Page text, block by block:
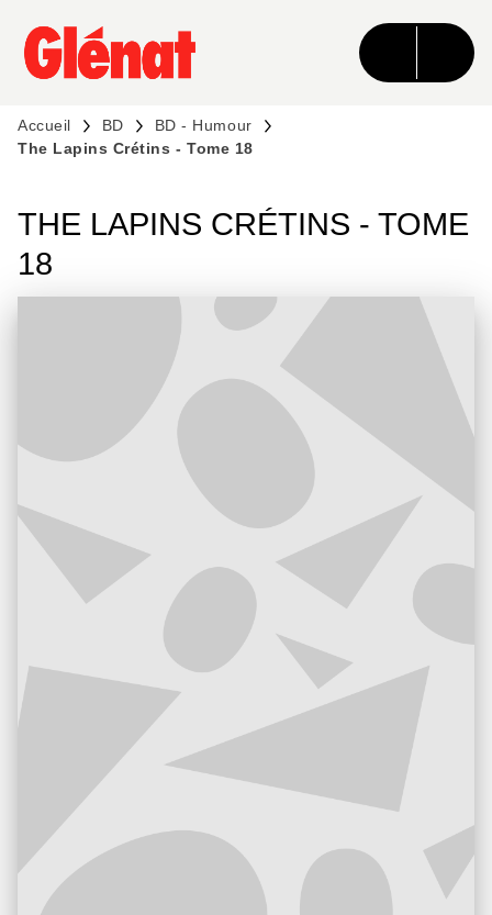
MENU RECHERCHE CONTENU
PIED DE PAGE
Accueil BD
BD - Humour
The Lapins Crétins - Tome 18
THE LAPINS CRÉTINS - TOME
18